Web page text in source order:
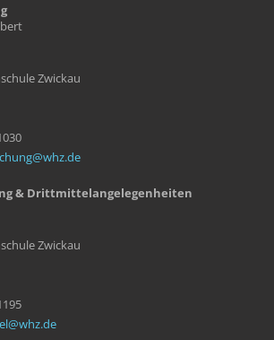
Zwickau
whzde
& Drittmittelangelegenheiten
Zwickau
whzde